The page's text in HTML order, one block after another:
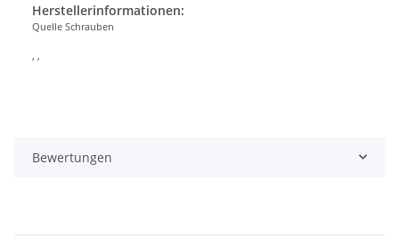
Herstellerinformationen:
Quelle Schrauben
Bewertungen